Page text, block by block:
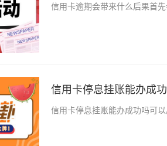
信用卡逾期会带来什么后果首
信用卡停息挂账能办成
信用卡停息挂账能办成功吗可